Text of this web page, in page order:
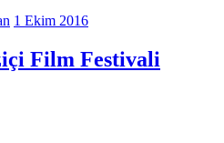
1 Ekim 2016
Film Festivali